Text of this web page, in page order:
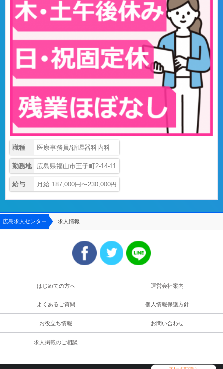
職種 医療事務員/循環器科内科
勤務地 広島県福山市王子町2-14-11
給与 月給 187,000円〜230,000円
広島求人センター 求人情報
はじめての方へ 運営会社案内
よくあるご質問 個人情報保護方針
お役立ち情報 お問い合わせ
求人掲載のご相談